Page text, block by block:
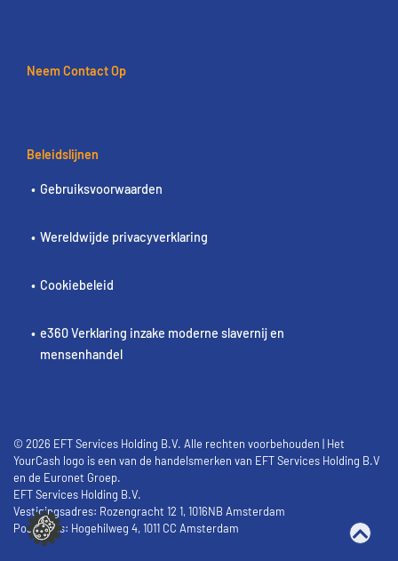
Neem Contact Op
Beleidslijnen
Gebruiksvoorwaarden
Wereldwijde privacyverklaring
Cookiebeleid
e360 Verklaring inzake moderne slavernij en
mensenhandel
© 2026 EFT Services Holding B.V. Alle rechten voorbehouden | Het
YourCash logo is een van de handelsmerken van EFT Services Holding B.V
en de Euronet Groep.
EFT Services Holding B.V.
Vestigingsadres: Rozengracht 12 1, 1016NB Amsterdam
Postadres: Hogehilweg 4, 1011 CC Amsterdam